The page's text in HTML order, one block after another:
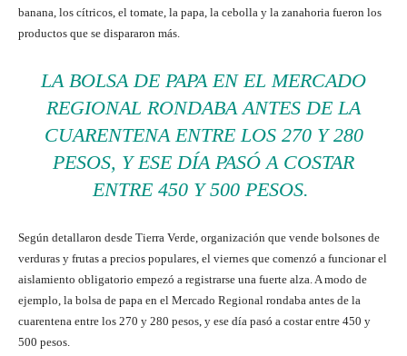
banana, los cítricos, el tomate, la papa, la cebolla y la zanahoria fueron los
productos que se dispararon más.
LA BOLSA DE PAPA EN EL MERCADO
REGIONAL RONDABA ANTES DE LA
CUARENTENA ENTRE LOS 270 Y 280
PESOS, Y ESE DÍA PASÓ A COSTAR
ENTRE 450 Y 500 PESOS.
Según detallaron desde Tierra Verde, organización que vende bolsones de
verduras y frutas a precios populares, el viernes que comenzó a funcionar el
aislamiento obligatorio empezó a registrarse una fuerte alza. A modo de
ejemplo, la bolsa de papa en el Mercado Regional rondaba antes de la
cuarentena entre los 270 y 280 pesos, y ese día pasó a costar entre 450 y
500 pesos.